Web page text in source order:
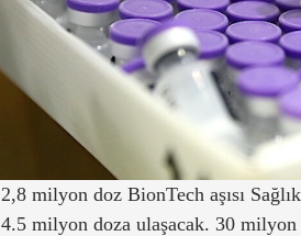
2,8 milyon doz BionTech aşısı
4.5 milyon doza ulaşacak. 30